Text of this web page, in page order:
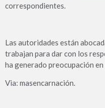
correspondientes.
Las autoridades están
trabajan para dar con los
ha generado preocupación en
Via: masencarnación.